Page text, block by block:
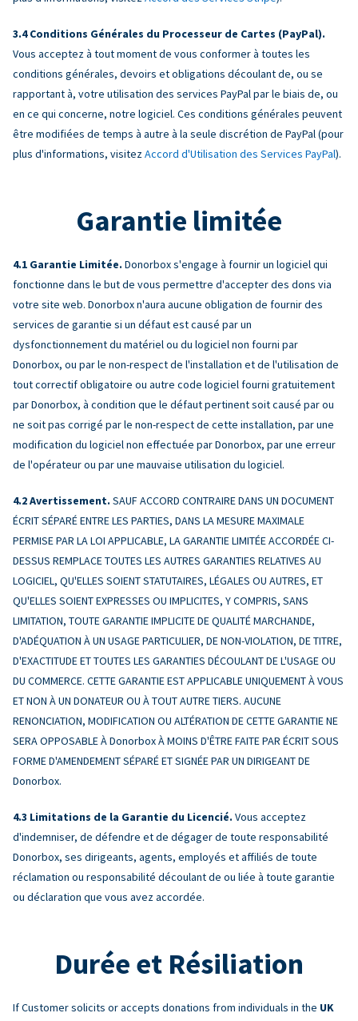
Conditions Générales du Processeur de Cartes (PayPal).
Vous acceptez à tout moment de vous conformer à toutes les
conditions générales, devoirs et obligations découlant de, ou se
rapportant à, votre utilisation des services PayPal par le biais de, ou
en ce qui concerne, notre logiciel. Ces conditions générales peuvent
être modifiées de temps à autre à la seule discrétion de PayPal (pour
plus d'informations, visitez Accord d'Utilisation des Services PayPal).
Garantie limitée
Garantie Limitée. Donorbox s'engage à fournir un logiciel qui
fonctionne dans le but de vous permettre d'accepter des dons via
votre site web. Donorbox n'aura aucune obligation de fournir des
services de garantie si un défaut est causé par un
dysfonctionnement du matériel ou du logiciel non fourni par
Donorbox, ou par le non-respect de l'installation et de l'utilisation de
tout correctif obligatoire ou autre code logiciel fourni gratuitement
par Donorbox, à condition que le défaut pertinent soit causé par ou
ne soit pas corrigé par le non-respect de cette installation, par une
modification du logiciel non effectuée par Donorbox, par une erreur
de l'opérateur ou par une mauvaise utilisation du logiciel.
Avertissement. SAUF ACCORD CONTRAIRE DANS UN DOCUMENT
ÉCRIT SÉPARÉ ENTRE LES PARTIES, DANS LA MESURE MAXIMALE
PERMISE PAR LA LOI APPLICABLE, LA GARANTIE LIMITÉE ACCORDÉE CI-
DESSUS REMPLACE TOUTES LES AUTRES GARANTIES RELATIVES AU
LOGICIEL, QU'ELLES SOIENT STATUTAIRES, LÉGALES OU AUTRES, ET
QU'ELLES SOIENT EXPRESSES OU IMPLICITES, Y COMPRIS, SANS
LIMITATION, TOUTE GARANTIE IMPLICITE DE QUALITÉ MARCHANDE,
D'ADÉQUATION À UN USAGE PARTICULIER, DE NON-VIOLATION, DE TITRE,
D'EXACTITUDE ET TOUTES LES GARANTIES DÉCOULANT DE L'USAGE OU
DU COMMERCE. CETTE GARANTIE EST APPLICABLE UNIQUEMENT À VOUS
ET NON À UN DONATEUR OU À TOUT AUTRE TIERS. AUCUNE
RENONCIATION, MODIFICATION OU ALTÉRATION DE CETTE GARANTIE NE
SERA OPPOSABLE À Donorbox À MOINS D'ÊTRE FAITE PAR ÉCRIT SOUS
FORME D'AMENDEMENT SÉPARÉ ET SIGNÉE PAR UN DIRIGEANT DE
Donorbox.
Limitations de la Garantie du Licencié. Vous acceptez
d'indemniser, de défendre et de dégager de toute responsabilité
Donorbox, ses dirigeants, agents, employés et affiliés de toute
réclamation ou responsabilité découlant de ou liée à toute garantie
ou déclaration que vous avez accordée.
Durée et Résiliation
If Customer solicits or accepts donations from individuals in the UK